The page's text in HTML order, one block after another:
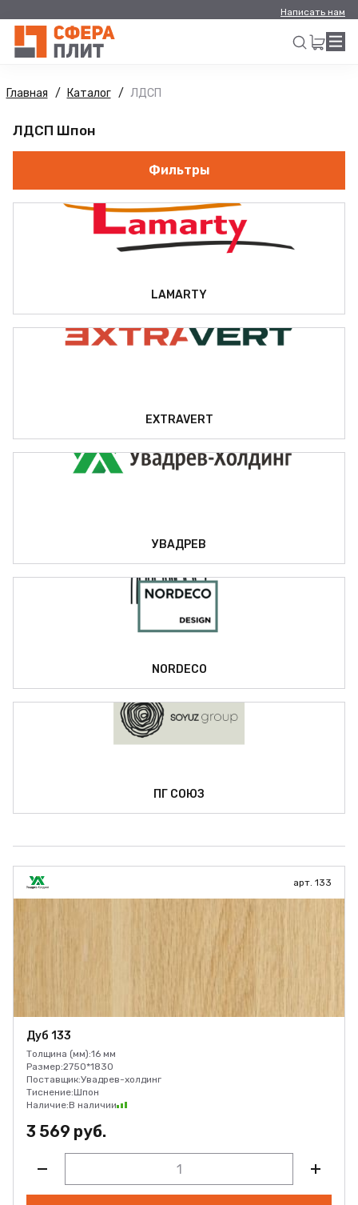
Написать нам
Главная Каталог ЛДСП
ЛДСП Шпон
Фильтры
LAMARTY
EXTRAVERT
УВАДРЕВ
NORDECO
ПГ СОЮЗ
арт. 133
Дуб 133
Толщина (мм):16 мм
Размер:2750*1830
Поставщик:Увадрев-холдинг
Тиснение:Шпон
Наличие:В наличии
3 569 руб.